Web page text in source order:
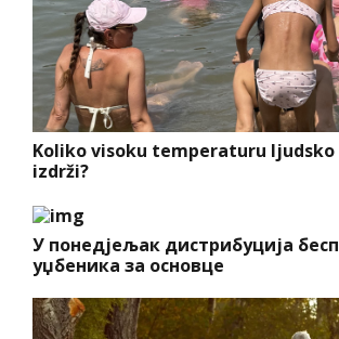
Koliko visoku temperaturu ljudsko
izdrži?
У понедјељак дистрибуција
уџбеника за основце